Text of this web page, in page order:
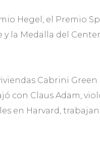
Hegel, el Premio
la Medalla del
Cabrini Green
con Claus Adam,
en Harvard,